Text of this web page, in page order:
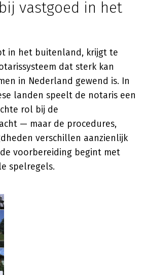
vastgoed in het
in het buitenland, krijgt te
dat sterk kan
in Nederland gewend is. In
landen speelt de notaris een
rol bij de
— maar de procedures,
verschillen aanzienlijk
voorbereiding begint met
spelregels.